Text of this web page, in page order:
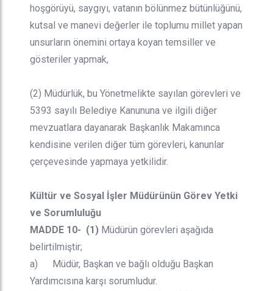
hoşgörüyü, saygıyı, vatanın bölünmez bütünlüğünü,
kutsal ve manevi değerler ile toplumu millet yapan
unsurların önemini ortaya koyan temsiller ve
gösteriler yapmak,
(2) Müdürlük, bu Yönetmelikte sayılan görevleri ve
5393 sayılı Belediye Kanununa ve ilgili diğer
mevzuatlara dayanarak Başkanlık Makamınca
kendisine verilen diğer tüm görevleri, kanunlar
çerçevesinde yapmaya yetkilidir.
Kültür ve Sosyal İşler Müdürünün Görev Yetki
ve Sorumluluğu
MADDE 10- (1) Müdürün görevleri aşağıda
belirtilmiştir;
a) Müdür, Başkan ve bağlı olduğu Başkan
Yardımcısına karşı sorumludur.